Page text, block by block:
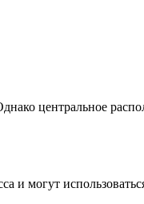
центральное
могут